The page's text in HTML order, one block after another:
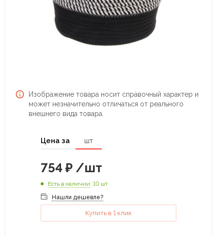
Изображение товара носит справочный характер и
может незначительно отличаться от реального
внешнего вида товара.
Цена за шт
754 ₽ /шт
Есть в наличии: 10 шт
Нашли дешевле?
Купить в 1 клик